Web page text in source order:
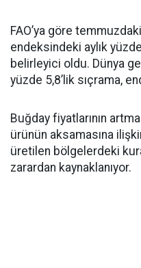
FAO’ya göre
endeksindeki aylık
belirleyici oldu. Dünya
yüzde 5,8’lik sıçrama,
Buğday fiyatlarının
ürünün aksamasına
üretilen bölgelerdeki
zarardan kaynaklanıyor.